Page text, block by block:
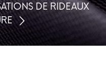
DE RIDEAUX